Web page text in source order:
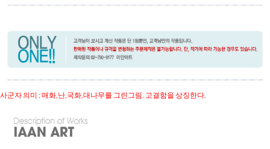
사군자 의미 : 매화,난,국화,대나무를 그린그림. 고결함을 상징한다.